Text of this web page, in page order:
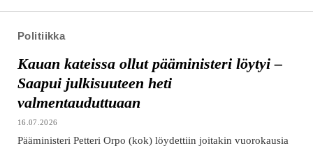
Politiikka
Kauan kateissa ollut pääministeri löytyi –
Saapui julkisuuteen heti
valmentauduttuaan
16.07.2026
Pääministeri Petteri Orpo (kok) löydettiin joitakin vuorokausia